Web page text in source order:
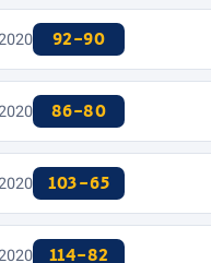
92-90
·
86-80
·
103-65
·
114-82
·